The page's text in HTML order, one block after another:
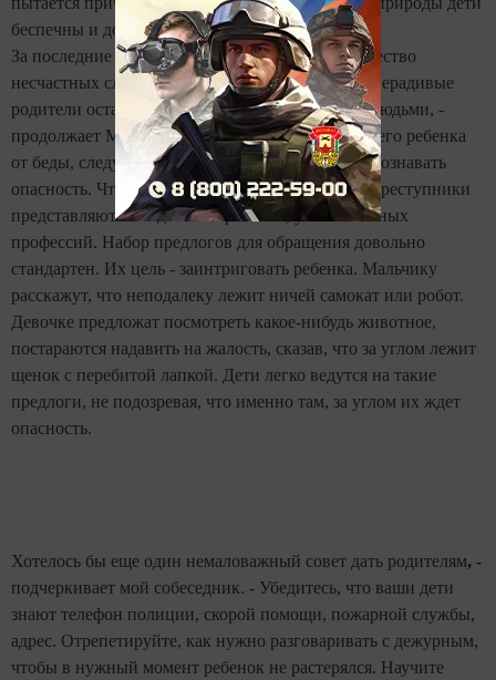
беспечны и доверчивы.
За последние годы в России увеличилось количество
несчастных случаев с участием детей, которых нерадивые
родители оставляли одних или с незнакомыми людьми, -
продолжает Мардегалимов. - Чтобы уберечь своего ребенка
от беды, следует, прежде всего, научить его распознавать
опасность. Чтобы завоевать детское внимание, преступники
представляются людьми творческих, увлекательных
профессий. Набор предлогов для обращения довольно
стандартен. Их цель - заинтриговать ребенка. Мальчику
расскажут, что неподалеку лежит ничей самокат или робот.
Девочке предложат посмотреть какое-нибудь животное,
постараются надавить на жалость, сказав, что за углом лежит
щенок с перебитой лапкой. Дети легко ведутся на такие
предлоги, не подозревая, что именно там, за углом их ждет
опасность.
Хотелось бы еще один немаловажный совет дать родителям, -
подчеркивает мой собеседник. - Убедитесь, что ваши дети
знают телефон полиции, скорой помощи, пожарной службы,
адрес. Отрепетируйте, как нужно разговаривать с дежурным,
чтобы в нужный момент ребенок не растерялся. Научите